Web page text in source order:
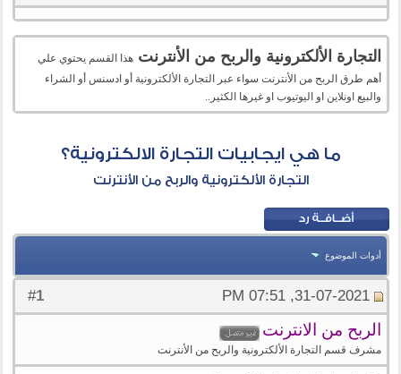
التجارة الألكترونية والربح من الأنترنت هذا القسم يحتوي علي
أهم طرق الربح من الأنترنت سواء عبر التجارة الألكترونية أو ادسنس أو الشراء
والبيع اونلاين او اليوتيوب او غيرها الكثير..
ما هي ايجابيات التجارة الالكترونية؟
التجارة الألكترونية والربح من الأنترنت
أدوات الموضوع
#
1 31-07-2021, 07:51 PM
الربح من الانترنت
مشرف قسم التجارة الألكترونية والربح من الأنترنت